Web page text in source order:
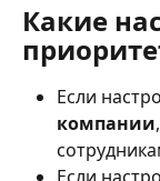
Какие
Если
компании